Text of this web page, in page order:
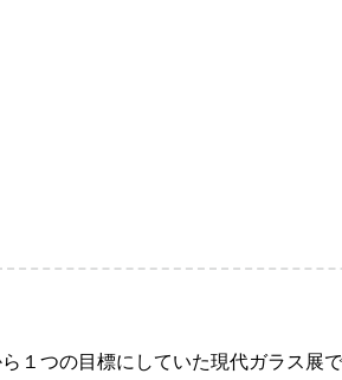
１つの目標にしていた現代ガラス展